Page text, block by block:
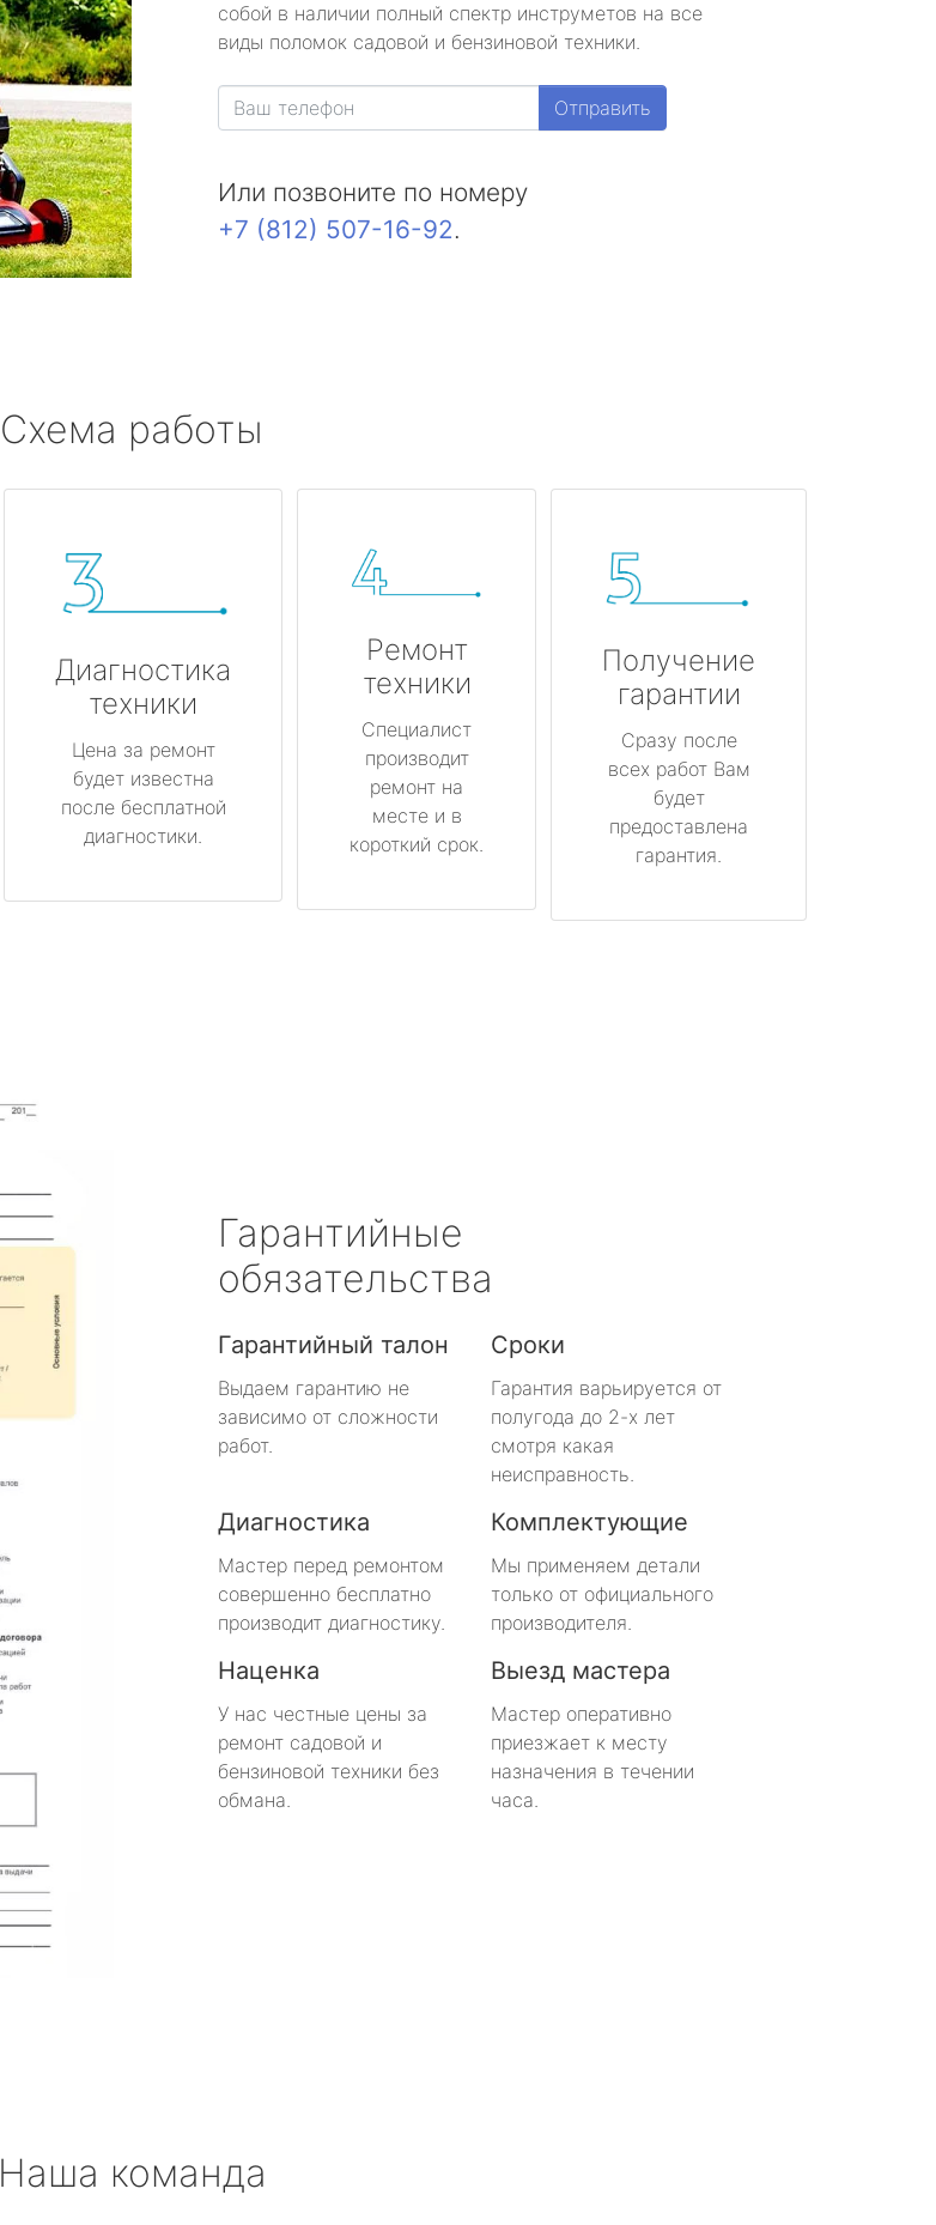
собой в наличии полный спектр инструметов на все
виды поломок садовой и бензиновой техники.
Отправить
Или позвоните по номеру
+7 (812) 507-16-92.
Схема работы
Диагностика
техники
Цена за ремонт
будет известна
после бесплатной
диагностики.
Ремонт
техники
Специалист
производит
ремонт на
месте и в
короткий срок.
Получение
гарантии
Сразу после
всех работ Вам
будет
предоставлена
гарантия.
Гарантийные
обязательства
Гарантийный талон
Выдаем гарантию не
зависимо от сложности
работ.
Сроки
Гарантия варьируется от
полугода до 2-х лет
смотря какая
неисправность.
Диагностика
Мастер перед ремонтом
совершенно бесплатно
производит диагностику.
Комплектующие
Мы применяем детали
только от официального
производителя.
Наценка
У нас честные цены за
ремонт садовой и
бензиновой техники без
обмана.
Выезд мастера
Мастер оперативно
приезжает к месту
назначения в течении
часа.
Наша команда